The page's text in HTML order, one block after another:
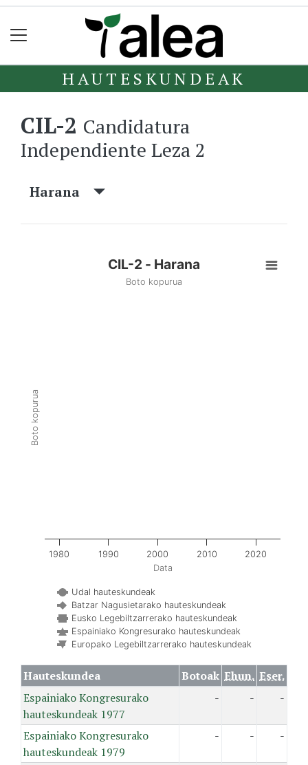
HAUTESKUNDEAK
CIL-2 Candidatura
Independiente Leza 2
Harana
Data
Boto kopurua
CIL-2 - Harana
Boto kopurua
Udal hauteskundeak
Batzar Nagusietarako hauteskundeak
Eusko Legebiltzarrerako hauteskundeak
Espainiako Kongresurako hauteskundeak
Europako Legebiltzarrerako hauteskundeak
1980 1990 2000 2010 2020
Hauteskundea Botoak Ehun. Eser.
Espainiako Kongresurako
hauteskundeak 1977
- - -
Espainiako Kongresurako
hauteskundeak 1979
- - -